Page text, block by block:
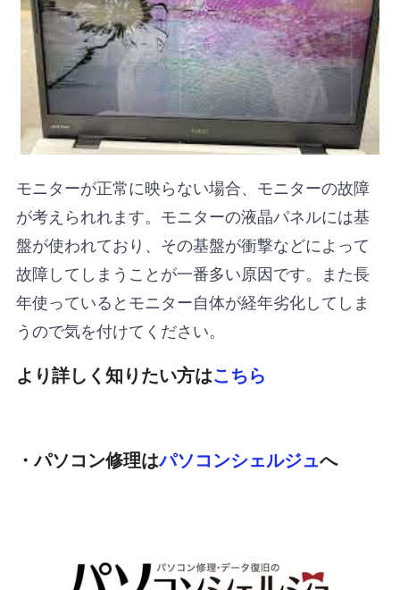
モニターが正常に映らない場合、モニターの故障
が考えられれます。モニターの液晶パネルには基
盤が使われており、その基盤が衝撃などによって
故障してしまうことが一番多い原因です。また長
年使っているとモニター自体が経年劣化してしま
うので気を付けてください。
より詳しく知りたい方はこちら
・パソコン修理はパソコンシェルジュへ